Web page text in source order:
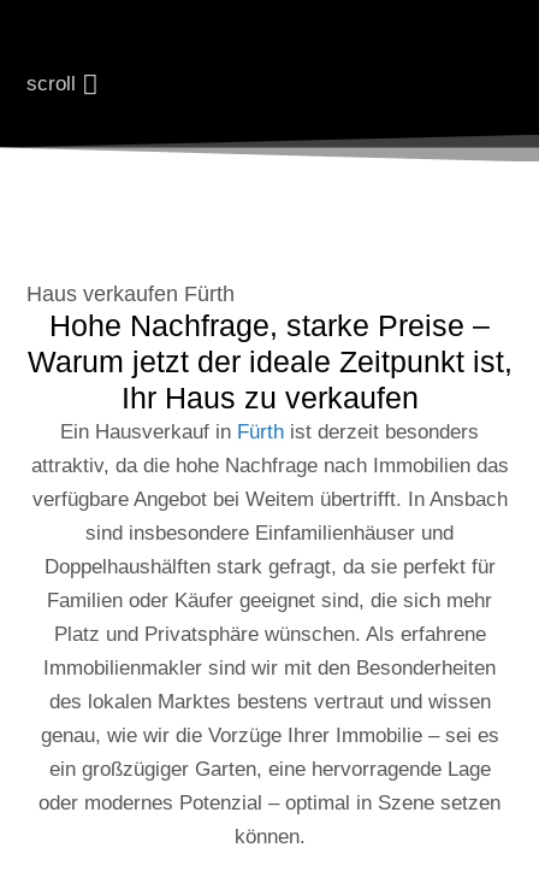
scroll
Haus verkaufen Fürth
Hohe Nachfrage, starke Preise –
Warum jetzt der ideale Zeitpunkt ist,
Ihr Haus zu verkaufen
Ein Hausverkauf in Fürth ist derzeit besonders
attraktiv, da die hohe Nachfrage nach Immobilien das
verfügbare Angebot bei Weitem übertrifft. In Ansbach
sind insbesondere Einfamilienhäuser und
Doppelhaushälften stark gefragt, da sie perfekt für
Familien oder Käufer geeignet sind, die sich mehr
Platz und Privatsphäre wünschen. Als erfahrene
Immobilienmakler sind wir mit den Besonderheiten
des lokalen Marktes bestens vertraut und wissen
genau, wie wir die Vorzüge Ihrer Immobilie – sei es
ein großzügiger Garten, eine hervorragende Lage
oder modernes Potenzial – optimal in Szene setzen
können.